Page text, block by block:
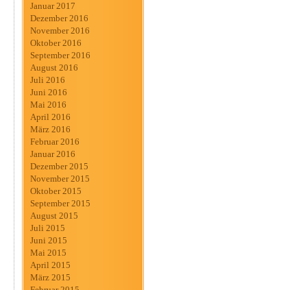
Januar 2017
Dezember 2016
November 2016
Oktober 2016
September 2016
August 2016
Juli 2016
Juni 2016
Mai 2016
April 2016
März 2016
Februar 2016
Januar 2016
Dezember 2015
November 2015
Oktober 2015
September 2015
August 2015
Juli 2015
Juni 2015
Mai 2015
April 2015
März 2015